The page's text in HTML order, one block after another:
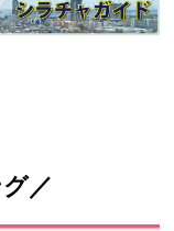
／